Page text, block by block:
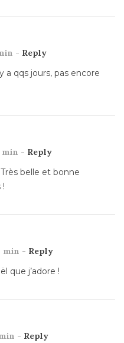
- Reply
a qqs jours, pas encore
min - Reply
belle et bonne
!
min - Reply
que j’adore !
- Reply